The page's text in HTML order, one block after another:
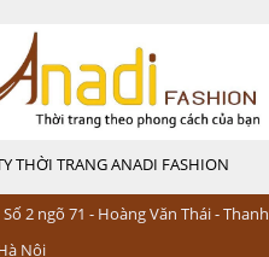
THỜI TRANG ANADI FASHION
Số 2 ngõ 71 - Hoàng Văn Thái - Thanh
Nội